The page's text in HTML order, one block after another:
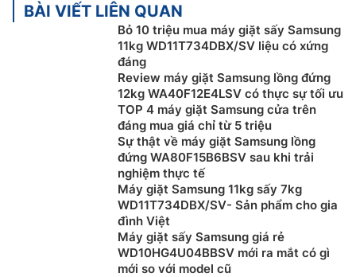
BÀI VIẾT LIÊN QUAN
Bỏ 10 triệu mua máy giặt sấy Samsung
11kg WD11T734DBX/SV liệu có xứng
đáng
Review máy giặt Samsung lồng đứng
12kg WA40F12E4LSV có thực sự tối ưu
TOP 4 máy giặt Samsung cửa trên
đáng mua giá chỉ từ 5 triệu
Sự thật về máy giặt Samsung lồng
đứng WA80F15B6BSV sau khi trải
nghiệm thực tế
Máy giặt Samsung 11kg sấy 7kg
WD11T734DBX/SV- Sản phẩm cho gia
đình Việt
Máy giặt sấy Samsung giá rẻ
WD10HG4U04BBSV mới ra mắt có gì
mới so với model cũ